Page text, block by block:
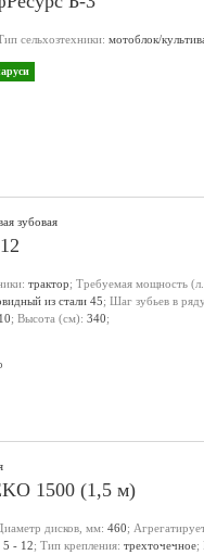
сельхозтехники: мотоблок/
зубовая
трактор; Требуемая мощность
из стали 45; Шаг зубьев в
; Высота (см): 340;
1500 (1,5 м)
дисков, мм: 460;
5 - 12; Тип крепления: трехточечное;